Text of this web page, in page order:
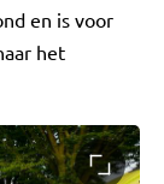
en is voor
het